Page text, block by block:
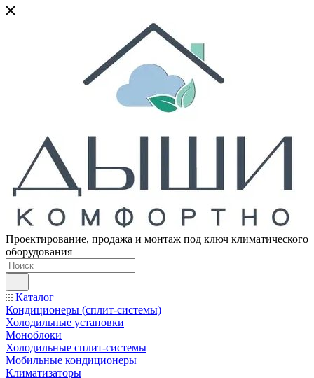
Проектирование, продажа и монтаж под ключ климатического
оборудования
Каталог
Кондиционеры (сплит-системы)
Холодильные установки
Моноблоки
Холодильные сплит-системы
Мобильные кондиционеры
Климатизаторы